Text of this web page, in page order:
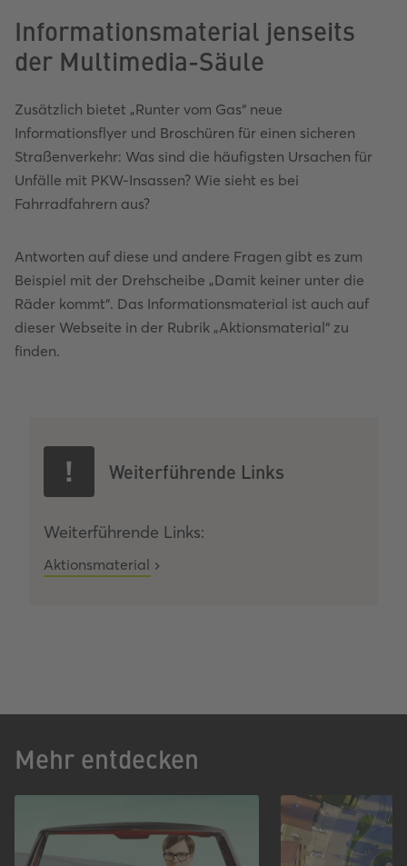
Akzeptieren
powered byUsercentrics Consent
Akzeptieren
powered byUsercentrics Consent
Informationsmaterial jenseits
der Multimedia-Säule
Zusätzlich bietet „Runter vom Gas“ neue
Informationsflyer und Broschüren für einen sicheren
Straßenverkehr: Was sind die häufigsten Ursachen für
Unfälle mit PKW-Insassen? Wie sieht es bei
Fahrradfahrern aus?
Antworten auf diese und andere Fragen gibt es zum
Beispiel mit der Drehscheibe „Damit keiner unter die
Räder kommt“. Das Informationsmaterial ist auch auf
dieser Webseite in der Rubrik „Aktionsmaterial“ zu
finden.
Weiterführende Links
Weiterführende Links:
Aktionsmaterial
Mehr entdecken